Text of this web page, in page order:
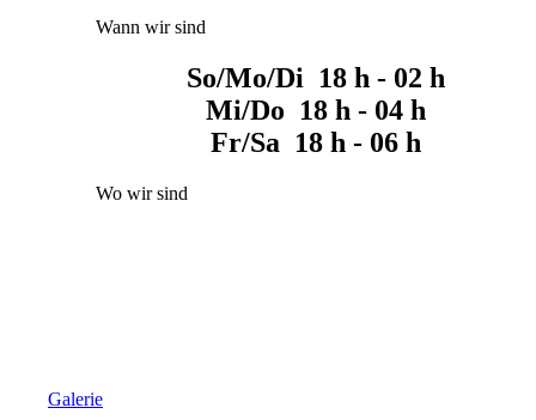
Wann wir sind
So/Mo/Di 18 h - 02 h
Mi/Do 18 h - 04 h
Fr/Sa 18 h - 06 h
Wo wir sind
Galerie